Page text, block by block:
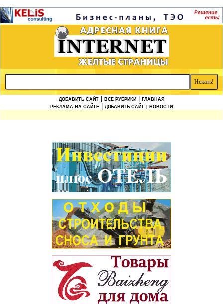
ДОБАВИТЬ САЙТ ВСЕ РУБРИКИ
ГЛАВНАЯ
РЕКЛАМА НА САЙТЕ
ДОБАВИТЬ САЙТ | НОВОСТИ